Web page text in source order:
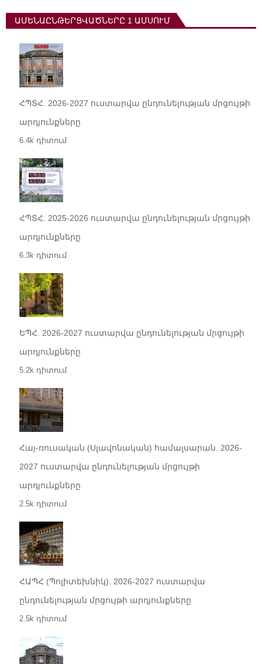
ԱՄԵՆԱԸՆԹԵՐՑՎԱԾՆԵՐԸ 1 ԱՄՍՈՒՄ
ՀՊՏՀ. 2026-2027 ուստարվա ընդունելության մրցույթի
արդյունքները
6.4k դիտում
ՀՊՏՀ. 2025-2026 ուստարվա ընդունելության մրցույթի
արդյունքները
6.3k դիտում
ԵՊՀ. 2026-2027 ուստարվա ընդունելության մրցույթի
արդյունքները
5.2k դիտում
Հայ-ռուսական (Սլավոնական) համալսարան. 2026-
2027 ուստարվա ընդունելության մրցույթի
արդյունքները
2.5k դիտում
ՀԱՊՀ (Պոլիտեխնիկ). 2026-2027 ուստարվա
ընդունելության մրցույթի արդյունքները
2.5k դիտում